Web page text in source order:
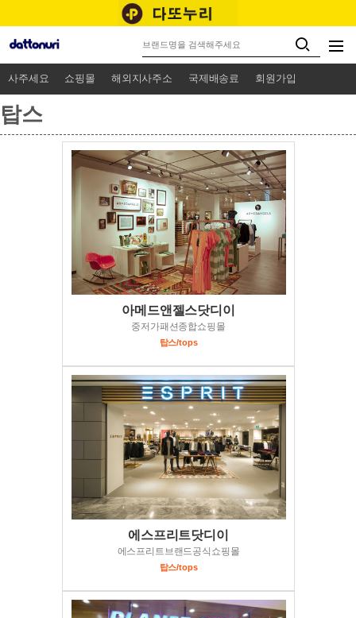
사주세요 쇼핑몰 해외지사주소 국제배송료 회원가입
탑스
아메드앤젤스닷디이
중저가패션종합쇼핑몰
탑스/tops
에스프리트닷디이
에스프리트브랜드공식쇼핑몰
탑스/tops